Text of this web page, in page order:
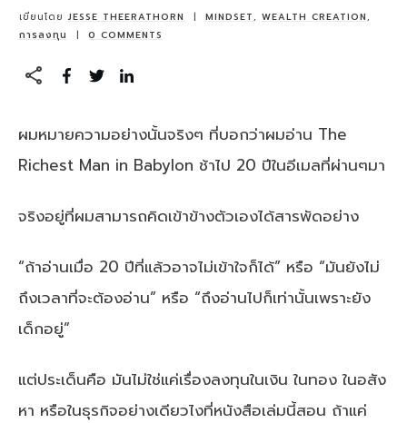
เขียนโดย JESSE THEERATHORN | MINDSET , WEALTH CREATION ,
การลงทุน
| 0 COMMENTS
ผมหมายความอย่างนั้นจริงๆ ที่บอกว่าผมอ่าน The
Richest Man in Babylon ช้าไป 20 ปีในอีเมลที่ผ่านๆมา
จริงอยู่ที่ผมสามารถคิดเข้าข้างตัวเองได้สารพัดอย่าง
“ถ้าอ่านเมื่อ 20 ปีที่แล้วอาจไม่เข้าใจก็ได้” หรือ “มันยังไม่
ถึงเวลาที่จะต้องอ่าน” หรือ “ถึงอ่านไปก็เท่านั้นเพราะยัง
เด็กอยู่”
แต่ประเด็นคือ มันไม่ใช่แค่เรื่องลงทุนในเงิน ในทอง ในอสัง
หา หรือในธุรกิจอย่างเดียวไงที่หนังสือเล่มนี้สอน ถ้าแค่